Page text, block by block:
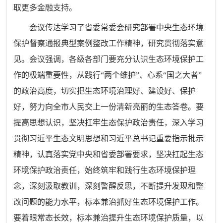
取更多金融支持。
会议传达学习了省委常委会研究部署中央生态环境
保护督察通报典型案例整改工作精神，研究贯彻落实意
见。会议强调，各级各部门要充分认识生态环境保护工
作的极端重要性，从践行“两个维护”、心系“国之大者”
的政治高度，切实把生态环境治理好、建设好、保护
好，努力向全市人民交上一份清新亮丽的生态答卷。要
提高思想认识，坚决扛牢生态保护政治责任，深入学习
贯彻习近平生态文明思想和习近平总书记重要指示批示
精神，认真落实党中央和省委部署要求，坚决扛起生态
环境保护政治责任，始终筑牢和践行生态环境保护理
念，深刻汲取教训，深刻警醒反思，不断提升发现和整
改问题的能力水平，标本兼治抓好生态环境保护工作。
要着眼常态长效，标本兼治提升生态环境保护质量，以